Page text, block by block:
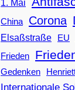
1. Mai
China Corona
Elsaßstraße EU
Frieden
Gedenken
Internationale